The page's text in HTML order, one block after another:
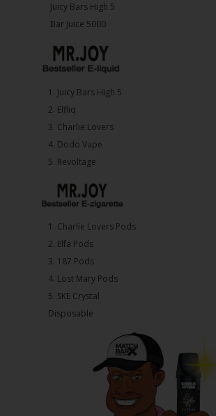
Juicy Bars High 5
Bar Juice 5000
1.⁠ ⁠Juicy Bars High 5
2.⁠ ⁠⁠Elfliq
3.⁠ ⁠⁠Charlie Lovers
4.⁠ ⁠⁠Dodo Vape
5. ⁠Revoltage
1.⁠ ⁠Charlie Lovers Pods
2.⁠ ⁠⁠Elfa Pods
3.⁠ ⁠⁠187 Pods
4.⁠ ⁠⁠Lost Mary Pods
5.⁠ ⁠⁠SKE Crystal
Disposable